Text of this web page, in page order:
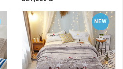
NEW